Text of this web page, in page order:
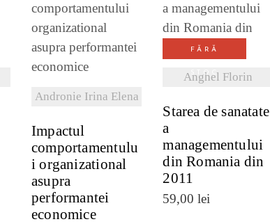
Andronie Irina Elena
VEZI DETALII
Impactul
comportamentulu
i organizational
asupra
performantei
economice
FĂRĂ
STOC
Anghel Florin
VEZI DETALII
Starea de sanatate
a
managementului
din Romania din
2011
59,00lei